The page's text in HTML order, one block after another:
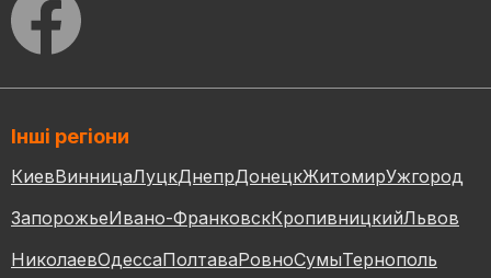
Інші регіони
КиевВинницаЛуцкДнепрДонецкЖитомирУжгород
ЗапорожьеИвано-ФранковскКропивницкийЛьвов
НиколаевОдессаПолтаваРовноСумыТернополь